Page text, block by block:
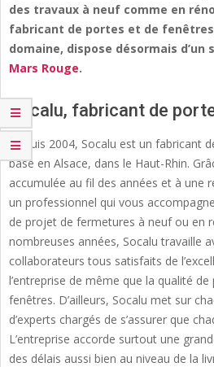
des travaux à neuf comme en
fabricant de portes et de
domaine, dispose désormais d’un
Mars Rouge.
Socalu, fabricant de
Depuis 2004, Socalu est un fabricant
basé en Alsace, dans le Haut-Rhin.
accumulée au fil des années et à une
un professionnel qui vous
de projet de fermetures à neuf ou en
nombreuses années, Socalu travaille
collaborateurs tous satisfaits de
l’entreprise de même que la qualité
fenêtres. D’ailleurs, Socalu met sur
d’experts chargés de s’assurer que
L’entreprise accorde surtout une
des délais aussi bien au niveau de la